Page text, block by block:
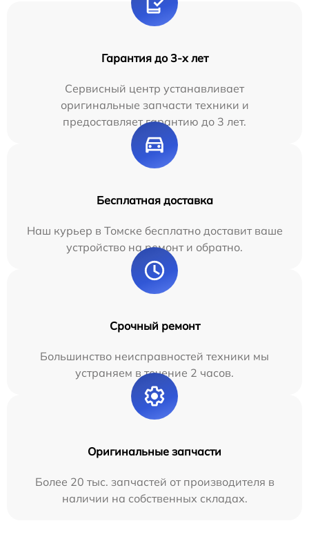
Гарантия до 3-х лет
Сервисный центр устанавливает
оригинальные запчасти техники и
предоставляет гарантию до 3 лет.
Бесплатная доставка
Наш курьер в Томске бесплатно доставит ваше
устройство на ремонт и обратно.
Срочный ремонт
Большинство неисправностей техники мы
устраняем в течение 2 часов.
Оригинальные запчасти
Более 20 тыс. запчастей от производителя в
наличии на собственных складах.